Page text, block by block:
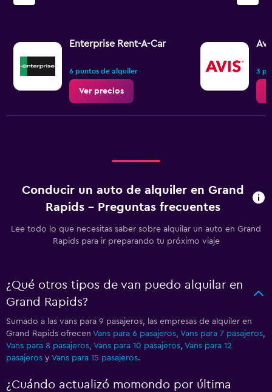
Enterprise Rent-A-Car
6 puntos de alquiler
Ver precios
3
Conducir un auto de alquiler en Grand
Rapids - Preguntas frecuentes
Lee todo lo que necesitas saber sobre alquilar un auto en Grand
Rapids para ir preparando tu próximo viaje
¿Qué otros tipos de van puedo alquilar en
Grand Rapids?
Sumado a las vans para 9 pasajeros, las empresas de alquiler en
Grand Rapids ofrecen Vans para 6 pasajeros, Vans para 7 pasajeros,
Vans para 8 pasajeros, Vans para 10 pasajeros, Vans para 12
pasajeros y Vans para 15 pasajeros.
¿Cuándo actualizó momondo por última